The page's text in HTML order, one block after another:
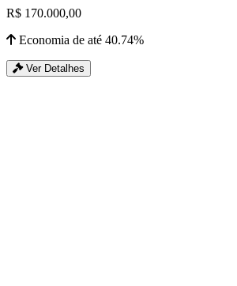
R$ 170.000,00
Economia de até 40.74%
Ver Detalhes